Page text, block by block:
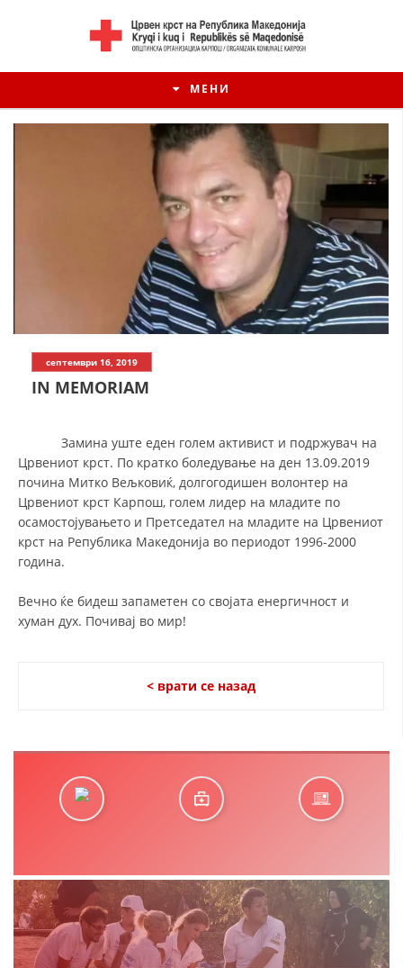
МЕНИ
ДЕЈСТВУВАЊЕ
СТРАТЕГИИ
ЕДУКАТИВНО ИНФОРМАТИВНИ МАТЕРИЈАЛИ
септември 16, 2019
IN MEMORIAM
Замина уште еден голем активист и подржувач на
Црвениот крст. По кратко боледување на ден 13.09.2019
почина Митко Вељковиќ, долгогодишен волонтер на
Црвениот крст Карпош, голем лидер на младите по
осамостојувањето и Претседател на младите на Црвениот
крст на Република Македонија во периодот 1996-2000
година.
Вечно ќе бидеш запаметен со својата енергичност и
хуман дух. Почивај во мир!
< врати се назад